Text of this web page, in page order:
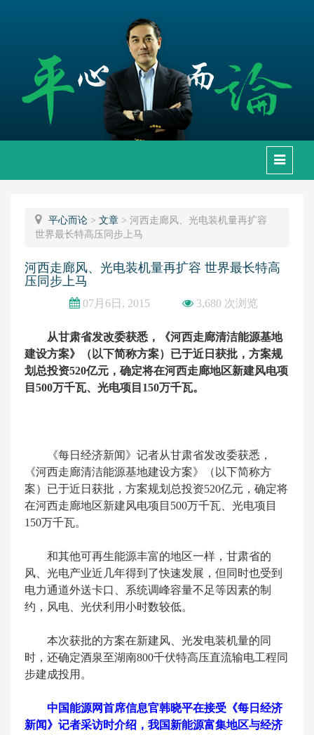
下
拉
平心而论 >文章 >河西走廊风、光电装机量再扩容
世界最长特高压同步上马
河西走廊风、光电装机量再扩容 世界最长特高
压同步上马
07月6日, 2015 3,680 次浏览
从甘肃省发改委获悉，《河西走廊清洁能源基地
建设方案》（以下简称方案）已于近日获批，方案规
划总投资520亿元，确定将在河西走廊地区新建风电项
目500万千瓦、光电项目150万千瓦。
《每日经济新闻》记者从甘肃省发改委获悉，
《河西走廊清洁能源基地建设方案》（以下简称方
案）已于近日获批，方案规划总投资520亿元，确定将
在河西走廊地区新建风电项目500万千瓦、光电项目
150万千瓦。
和其他可再生能源丰富的地区一样，甘肃省的
风、光电产业近几年得到了快速发展，但同时也受到
电力通道外送卡口、系统调峰容量不足等因素的制
约，风电、光伏利用小时数较低。
本次获批的方案在新建风、光发电装机量的同
时，还确定酒泉至湖南800千伏特高压直流输电工程同
步建成投用。
中国能源网首席信息官韩晓平在接受《每日经济
新闻》记者采访时介绍，我国新能源富集地区与经济